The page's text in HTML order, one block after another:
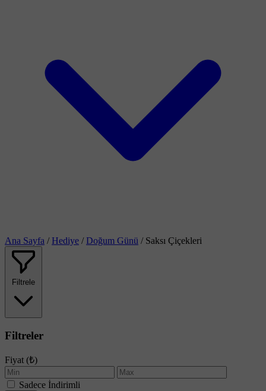
Ana Sayfa / Hediye / Doğum Günü / Saksı Çiçekleri
Filtrele
Filtreler
Fiyat (₺)
Sadece İndirimli